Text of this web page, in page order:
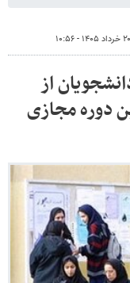
۲۰ خرداد ۱۴۰۵ - ۱۰:۵۶
از
دوره مجازی